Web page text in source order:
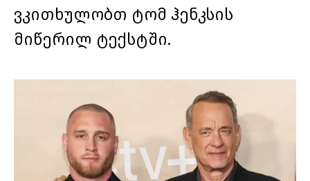
ვკითხულობთ ტომ ჰენკსის
მიწერილ ტექსტში.